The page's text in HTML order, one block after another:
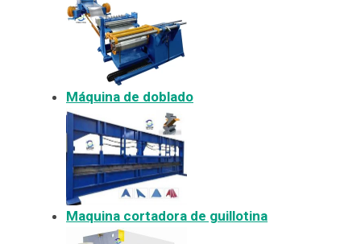
Máquina de doblado
Maquina cortadora de guillotina